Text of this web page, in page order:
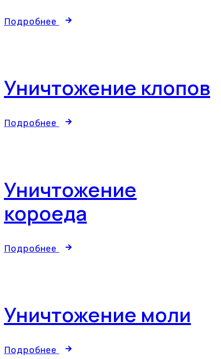
Подробнее
Уничтожение клопов
Подробнее
Уничтожение
короеда
Подробнее
Уничтожение моли
Подробнее